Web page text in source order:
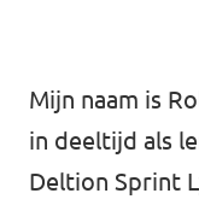
Almelo
Mijn naam is
in deeltijd als
Deltion Sprint